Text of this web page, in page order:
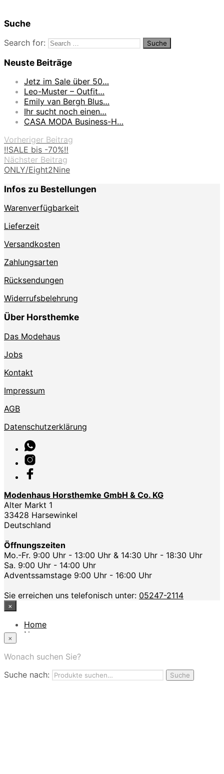
Suche
Search for:
Neuste Beiträge
Jetz im Sale über 50…
Leo-Muster – Outfit…
Emily van Bergh Blus…
Ihr sucht noch einen…
CASA MODA Business-H…
Vorheriger Beitrag
‼️SALE bis -70%‼️
Nächster Beitrag
ONLY/Eight2Nine
Infos zu Bestellungen
Warenverfügbarkeit
Lieferzeit
Versandkosten
Zahlungsarten
Rücksendungen
Widerrufsbelehrung
Über Horsthemke
Das Modehaus
Jobs
Kontakt
Impressum
AGB
Datenschutzerklärung
Modenhaus Horsthemke GmbH & Co. KG
Alter Markt 1
33428 Harsewinkel
Deutschland
Öffnungszeiten
Mo.-Fr. 9:00 Uhr - 13:00 Uhr & 14:30 Uhr - 18:30 Uhr
Sa. 9:00 Uhr - 14:00 Uhr
Adventssamstage 9:00 Uhr - 16:00 Uhr
Sie erreichen uns telefonisch unter: 05247-2114
×
Home
News
App
Nutzungbedingungen
×
Wonach suchen Sie?
Suche nach:
Suche